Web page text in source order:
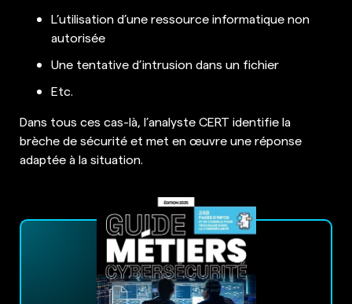
L’utilisation d’une ressource informatique non
autorisée
Une tentative d’intrusion dans un fichier
Etc.
Dans tous ces cas-là, l’analyste CERT identifie la
brèche de sécurité et met en œuvre une réponse
adaptée à la situation.